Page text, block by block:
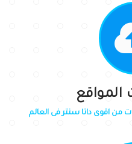
من اقوى داتا سنتر فى العالم